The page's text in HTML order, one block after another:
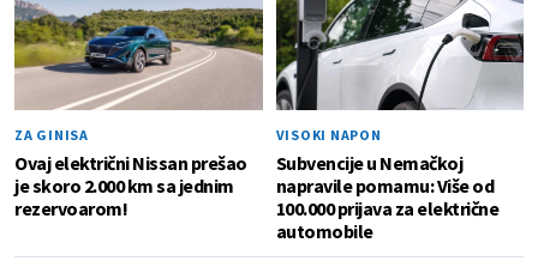
ZA GINISA
Ovaj električni Nissan prešao
je skoro 2.000 km sa jednim
rezervoarom!
VISOKI NAPON
Subvencije u Nemačkoj
napravile pomamu: Više od
100.000 prijava za električne
automobile